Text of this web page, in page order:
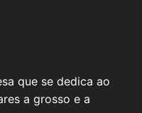
que se dedica ao
a grosso e a